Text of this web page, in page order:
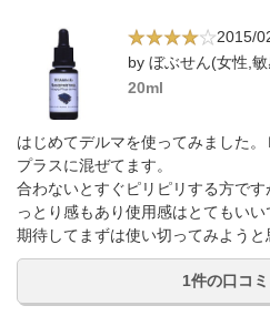
2015/
by ぼぶせん(女性,
20ml
はじめてデルマを使ってみました
プラスに混ぜてます。
合わないとすぐピリピリする方で
っとり感もあり使用感はとてもい
期待してまずは使い切ってみようと
1件の口コ